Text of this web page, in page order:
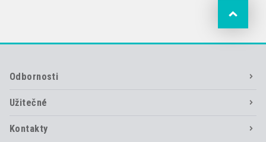
Odbornosti
Užitečné
Kontakty